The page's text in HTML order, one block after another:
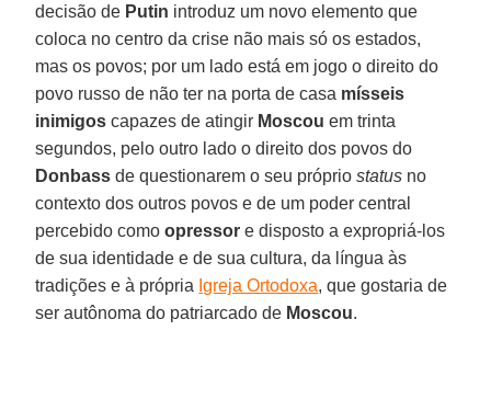
decisão de Putin introduz um novo elemento que
coloca no centro da crise não mais só os estados,
mas os povos; por um lado está em jogo o direito do
povo russo de não ter na porta de casa mísseis
inimigos capazes de atingir Moscou em trinta
segundos, pelo outro lado o direito dos povos do
Donbass de questionarem o seu própriostatus no
contexto dos outros povos e de um poder central
percebido comoopressor e disposto a expropriá-los
de sua identidade e de sua cultura, da língua às
tradições e à própria Igreja Ortodoxa, que gostaria de
ser autônoma do patriarcado de Moscou.